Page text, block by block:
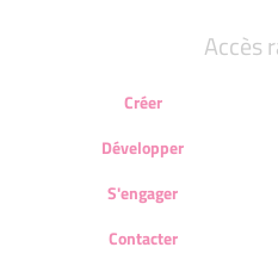
Accès
Créer
Développer
S'engager
Contacter